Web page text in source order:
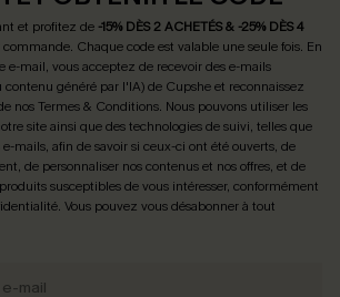
et profitez de -15% DÈS 2 ACHETÉS & -25% DÈS 4
Chaque code est valable une seule fois. En
e-mail, vous acceptez de recevoir des e-mails
généré par l'IA) de Cupshe et reconnaissez
nosTermes & Conditions. Nous pouvons utiliser les
site ainsi que des technologies de suivi, telles que
mails, afin de savoir si ceux-ci ont été ouverts, de
de personnaliser nos contenus et nos offres, et de
susceptibles de vous intéresser, conformément
. Vous pouvez vous désabonner à tout